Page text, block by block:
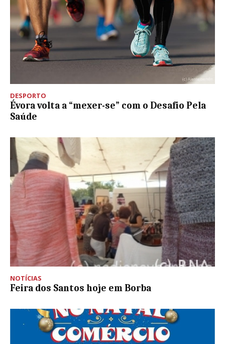
DESPORTO
Évora volta a “mexer-se” com o Desafio Pela
Saúde
NOTÍCIAS
Feira dos Santos hoje em Borba